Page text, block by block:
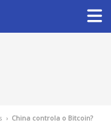
› China controla o Bitcoin?